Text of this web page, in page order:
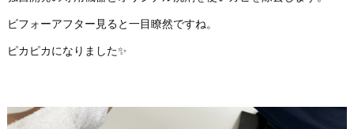
ビフォーアフター見ると一目瞭然ですね。
ピカピカになりました✨